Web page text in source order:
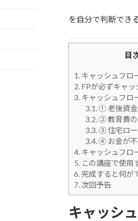
を自分で判断でき
目
1.キャッシュフロ
2.FPが必ずキャッ
3.キャッシュフロ
3.1.① 老後資金
3.2.② 教育費の
3.3.③ 住宅ロー
3.4.④ お金が不
4.キャッシュフロ
5.この講座で使用
6.完成すると何が
7.次回予告
キャッシ